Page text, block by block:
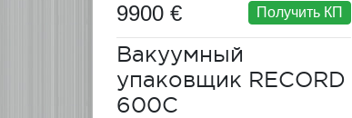
9900 € Получить КП
Вакуумный
упаковщик RECORD
600C